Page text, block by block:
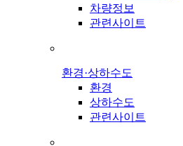
차량정보
관련사이트
환경·상하수도
환경
상하수도
관련사이트